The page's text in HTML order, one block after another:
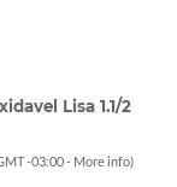
Lisa 1.1/2
-03:00 - More info)